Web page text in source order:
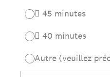
 45 minutes
 40 minutes
Autre (veuillez